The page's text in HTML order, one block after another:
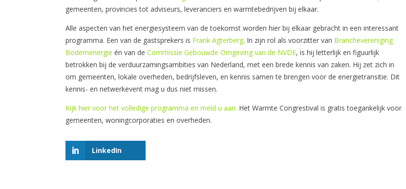
gemeenten, provincies tot adviseurs, leveranciers en warmtebedrijven bij elkaar.
Alle aspecten van het energiesysteem van de toekomst worden hier bij elkaar gebracht in een interessant
programma. Een van de gastsprekers is Frank Agterberg. In zijn rol als voorzitter van Branchevereniging
Bodemenergie én van deCommissie Gebouwde Omgeving van de NVDE, is hij letterlijk en figuurlijk
betrokken bij de verduurzamingsambities van Nederland, met een brede kennis van zaken. Hij zet zich in
om gemeenten, lokale overheden, bedrijfsleven, en kennis samen te brengen voor de energietransitie. Dit
kennis- en netwerkevent mag u dus niet missen.
Kijk hier voor het volledige programma en meld u aan. Het Warmte Congrestival is gratis toegankelijk voor
gemeenten, woningcorporaties en overheden.
LinkedIn